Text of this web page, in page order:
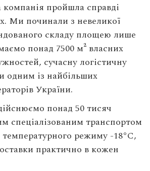
пройшла справді
Ми починали з невеликої
складу площею лише
понад 7500 м² власних
сучасну логістичну
одним із найбільших
України.
понад 50 тисяч
спеціалізованим транспортом
режиму -18°C,
практично в кожен